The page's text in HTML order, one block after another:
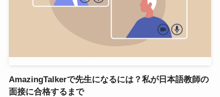
AmazingTalkerで先生になるには？私が日本語教師の
面接に合格するまで